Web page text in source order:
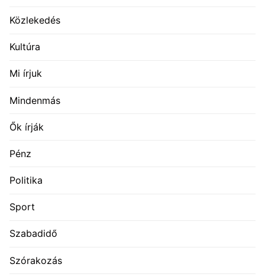
Közlekedés
Kultúra
Mi írjuk
Mindenmás
Ők írják
Pénz
Politika
Sport
Szabadidő
Szórakozás